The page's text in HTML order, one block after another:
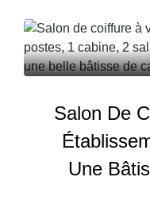
Salon De
Une